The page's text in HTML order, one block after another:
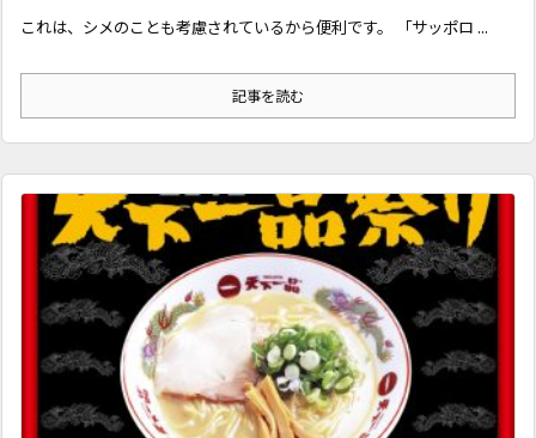
これは、シメのことも考慮されているから便利です。 「サッポロ ...
記事を読む